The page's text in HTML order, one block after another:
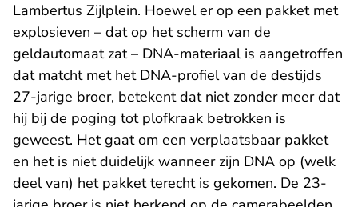
Lambertus Zijlplein. Hoewel er op een pakket met
explosieven – dat op het scherm van de
geldautomaat zat – DNA-materiaal is aangetroffen
dat matcht met het DNA-profiel van de destijds
27-jarige broer, betekent dat niet zonder meer dat
hij bij de poging tot plofkraak betrokken is
geweest. Het gaat om een verplaatsbaar pakket
en het is niet duidelijk wanneer zijn DNA op (welk
deel van) het pakket terecht is gekomen. De 23-